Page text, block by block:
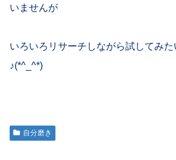
いませんが
いろいろリサーチしながら試してみ
♪(*^_^*)
自分磨き